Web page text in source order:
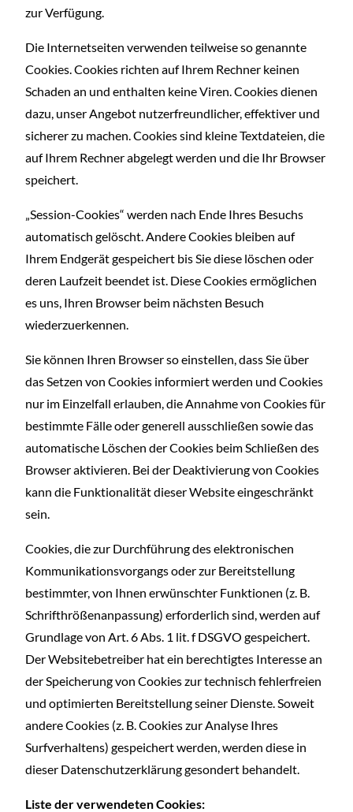
zur Verfügung.
Die Internetseiten verwenden teilweise so genannte
Cookies. Cookies richten auf Ihrem Rechner keinen
Schaden an und enthalten keine Viren. Cookies dienen
dazu, unser Angebot nutzerfreundlicher, effektiver und
sicherer zu machen. Cookies sind kleine Textdateien, die
auf Ihrem Rechner abgelegt werden und die Ihr Browser
speichert.
„Session-Cookies“ werden nach Ende Ihres Besuchs
automatisch gelöscht. Andere Cookies bleiben auf
Ihrem Endgerät gespeichert bis Sie diese löschen oder
deren Laufzeit beendet ist. Diese Cookies ermöglichen
es uns, Ihren Browser beim nächsten Besuch
wiederzuerkennen.
Sie können Ihren Browser so einstellen, dass Sie über
das Setzen von Cookies informiert werden und Cookies
nur im Einzelfall erlauben, die Annahme von Cookies für
bestimmte Fälle oder generell ausschließen sowie das
automatische Löschen der Cookies beim Schließen des
Browser aktivieren. Bei der Deaktivierung von Cookies
kann die Funktionalität dieser Website eingeschränkt
sein.
Cookies, die zur Durchführung des elektronischen
Kommunikationsvorgangs oder zur Bereitstellung
bestimmter, von Ihnen erwünschter Funktionen (z. B.
Schrifthrößenanpassung) erforderlich sind, werden auf
Grundlage von Art. 6 Abs. 1 lit. f DSGVO gespeichert.
Der Websitebetreiber hat ein berechtigtes Interesse an
der Speicherung von Cookies zur technisch fehlerfreien
und optimierten Bereitstellung seiner Dienste. Soweit
andere Cookies (z. B. Cookies zur Analyse Ihres
Surfverhaltens) gespeichert werden, werden diese in
dieser Datenschutzerklärung gesondert behandelt.
Liste der verwendeten Cookies: